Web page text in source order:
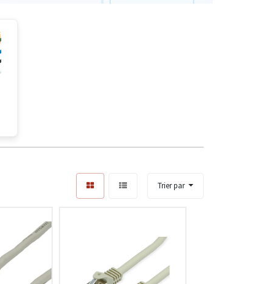
Trier par